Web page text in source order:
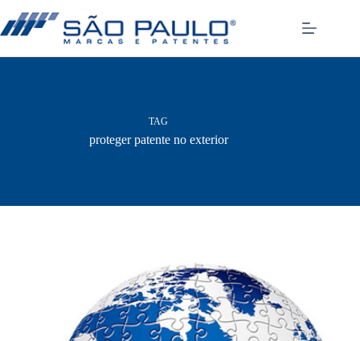
para
o
TAG
proteger patente no exterior